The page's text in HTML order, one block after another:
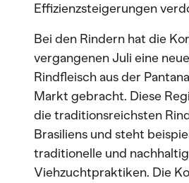
Effizienzsteigerungen
Bei den Rindern hat die
vergangenen Juli eine
Rindfleisch aus der
Markt gebracht. Diese
die traditionsreichsten
Brasiliens und steht
traditionelle und
Viehzuchtpraktiken. Die